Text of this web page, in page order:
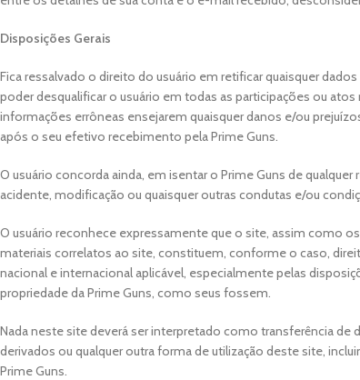
Disposições Gerais
Fica ressalvado o direito do usuário em retificar quaisquer
poder desqualificar o usuário em todas as participações ou
informações errôneas ensejarem quaisquer danos e/ou
após o seu efetivo recebimento pela Prime Guns.
O usuário concorda ainda, em isentar o Prime Guns de
acidente, modificação ou quaisquer outras condutas e/ou
O usuário reconhece expressamente que o site, assim como
materiais correlatos ao site, constituem, conforme o caso,
nacional e internacional aplicável, especialmente pelas
propriedade da Prime Guns, como seus fossem.
Nada neste site deverá ser interpretado como transferência de
derivados ou qualquer outra forma de utilização deste site,
Prime Guns.